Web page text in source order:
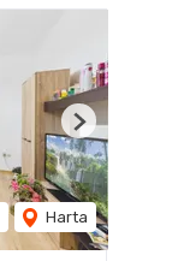
Harta
Next